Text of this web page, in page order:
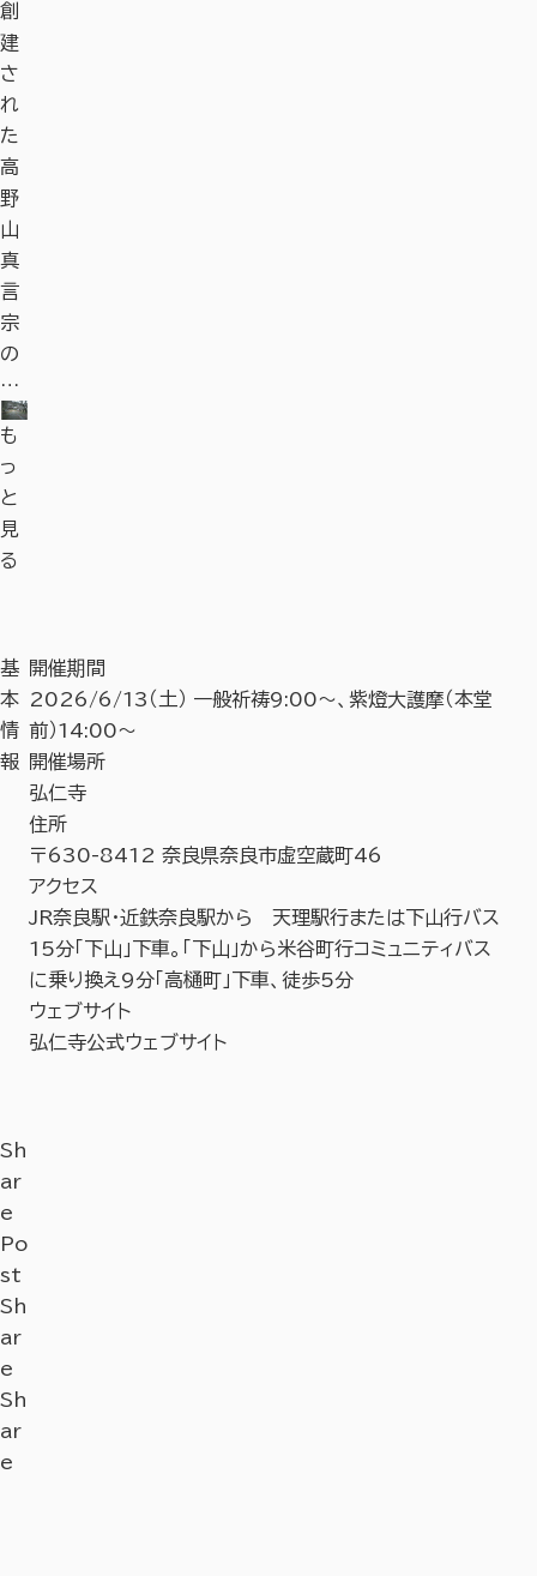
創
建
さ
れ
た
高
野
山
真
言
宗
の
…
も
っ
と
見
る
基
本
情
報
開催期間
2026/6/13（土） 一般祈祷9:00～、紫燈大護摩（本堂
前）14:00～
開催場所
弘仁寺
住所
〒630-8412 奈良県奈良市虚空蔵町46
アクセス
JR奈良駅・近鉄奈良駅から 天理駅行または下山行バス
15分「下山」下車。「下山」から米谷町行コミュニティバス
に乗り換え9分「高樋町」下車、徒歩5分
ウェブサイト
弘仁寺公式ウェブサイト
Sh
ar
e
Po
st
Sh
ar
e
Sh
ar
e